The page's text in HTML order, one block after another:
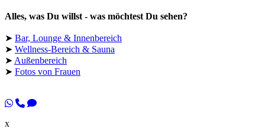
Alles, was Du willst - was möchtest Du sehen?
➤ Bar, Lounge & Innenbereich
➤ Wellness-Bereich & Sauna
➤Außenbereich
➤ Fotos von Frauen
x